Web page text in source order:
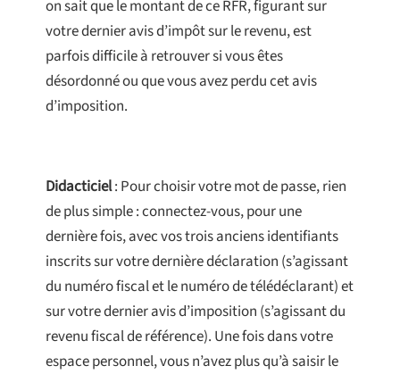
on sait que le montant de ce RFR, figurant sur
votre dernier avis d’impôt sur le revenu, est
parfois difficile à retrouver si vous êtes
désordonné ou que vous avez perdu cet avis
d’imposition.
Didacticiel: Pour choisir votre mot de passe, rien
de plus simple : connectez-vous, pour une
dernière fois, avec vos trois anciens identifiants
inscrits sur votre dernière déclaration (s’agissant
du numéro fiscal et le numéro de télédéclarant) et
sur votre dernier avis d’imposition (s’agissant du
revenu fiscal de référence). Une fois dans votre
espace personnel, vous n’avez plus qu’à saisir le